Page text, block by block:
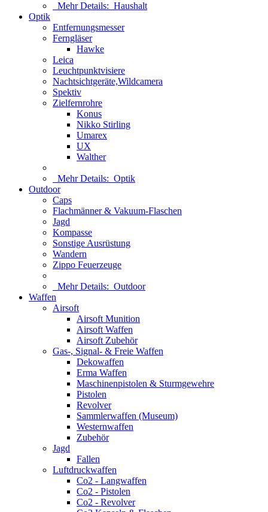
Mehr Details: Haushalt
Optik
Entfernungsmesser
Ferngläser
Hawke
Leica
Leuchtpunktvisiere
Nachtsichtgeräte,Wildcamera
Spektiv
Zielfernrohre
Konus
Nikko Stirling
Umarex
UX
Walther
Mehr Details: Optik
Outdoor
Caps
Flachmänner & Vakuum-Flaschen
Jagd
Kompasse
Sonstige Ausrüstung
Wandern
Zippo Feuerzeuge
Mehr Details: Outdoor
Waffen
Airsoft
Airsoft Munition
Airsoft Waffen
Airsoft Zubehör
Gas-, Signal- & Freie Waffen
Dekowaffen
Erma Waffen
Maschinenpistolen & Sturmgewehre
Pistolen
Revolver
Sammlerwaffen (Museum)
Westernwaffen
Zubehör
Jagd
Fallen
Luftdruckwaffen
Co2 - Langwaffen
Co2 - Pistolen
Co2 - Revolver